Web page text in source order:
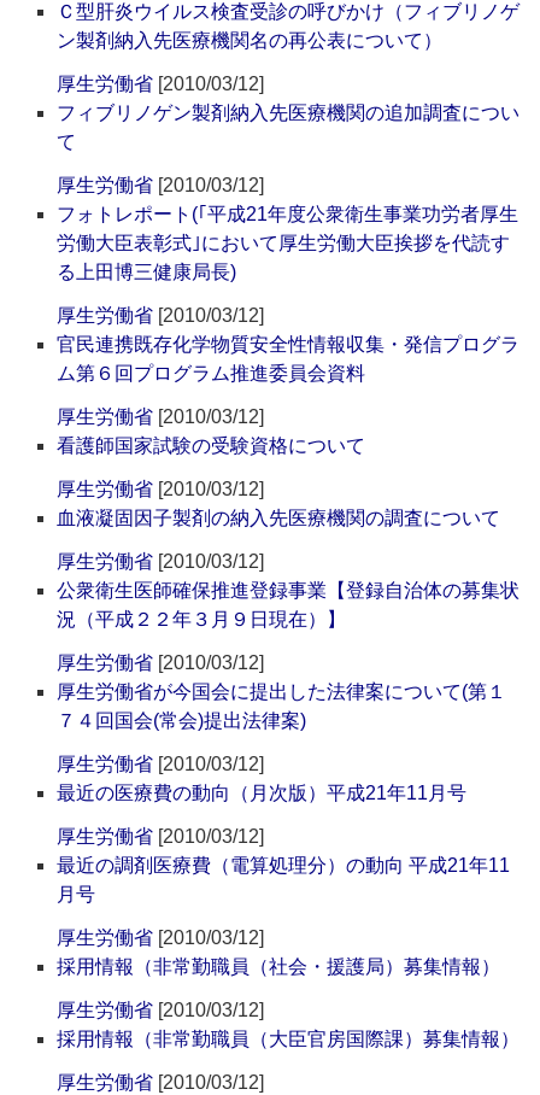
Ｃ型肝炎ウイルス検査受診の呼びかけ（フィブリノゲ
ン製剤納入先医療機関名の再公表について）
厚生労働省 [2010/03/12]
フィブリノゲン製剤納入先医療機関の追加調査につい
て
厚生労働省 [2010/03/12]
フォトレポート(｢平成21年度公衆衛生事業功労者厚生
労働大臣表彰式｣において厚生労働大臣挨拶を代読す
る上田博三健康局長)
厚生労働省 [2010/03/12]
官民連携既存化学物質安全性情報収集・発信プログラ
ム第６回プログラム推進委員会資料
厚生労働省 [2010/03/12]
看護師国家試験の受験資格について
厚生労働省 [2010/03/12]
血液凝固因子製剤の納入先医療機関の調査について
厚生労働省 [2010/03/12]
公衆衛生医師確保推進登録事業【登録自治体の募集状
況（平成２２年３月９日現在）】
厚生労働省 [2010/03/12]
厚生労働省が今国会に提出した法律案について(第１
７４回国会(常会)提出法律案)
厚生労働省 [2010/03/12]
最近の医療費の動向（月次版）平成21年11月号
厚生労働省 [2010/03/12]
最近の調剤医療費（電算処理分）の動向 平成21年11
月号
厚生労働省 [2010/03/12]
採用情報（非常勤職員（社会・援護局）募集情報）
厚生労働省 [2010/03/12]
採用情報（非常勤職員（大臣官房国際課）募集情報）
厚生労働省 [2010/03/12]